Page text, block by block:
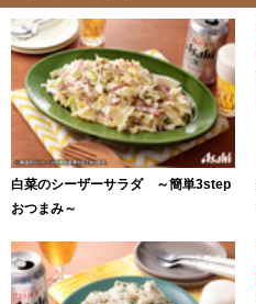
白菜のシーザーサラダ ～簡単3step
おつまみ～